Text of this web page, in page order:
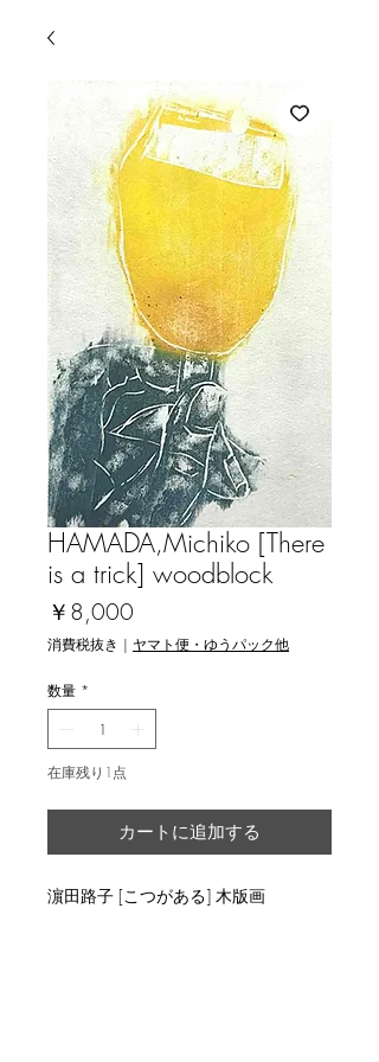
HAMADA,Michiko [There
is a trick] woodblock
￥8,000
格
消費税抜き | ヤマト便・ゆうパック他
数量 *
在庫残り1点
カートに追加する
濵田路子 [こつがある] 木版画